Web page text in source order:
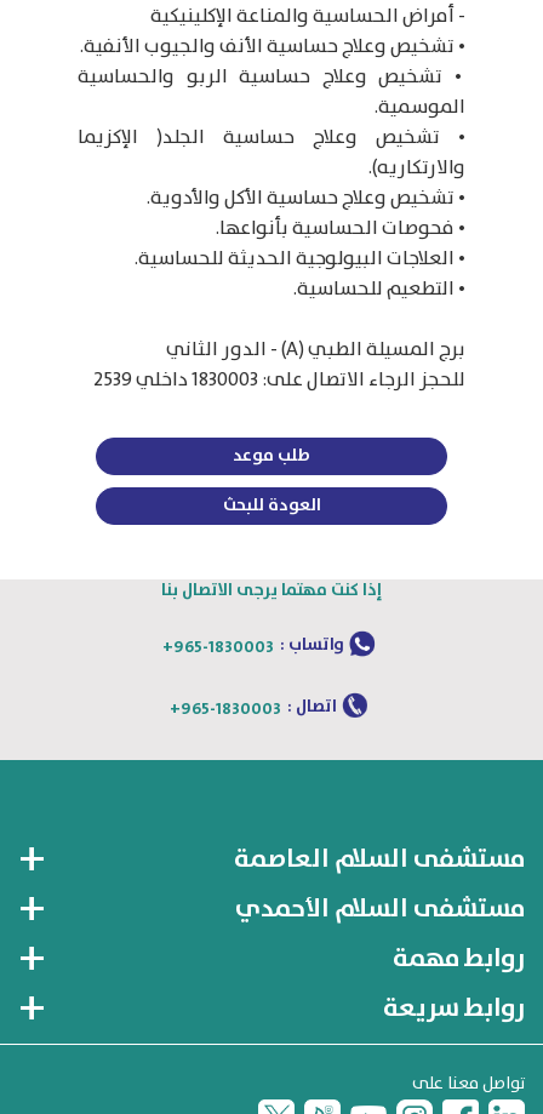
- أمراض الحساسية والمناعة الإكلينيكية
• تشخيص وعلاج حساسية الأنف والجيوب الأنفية.
• تشخيص وعلاج حساسية الربو والحساسية
الموسمية.
• تشخيص وعلاج حساسية الجلد( الإكزيما
والارتكاريه).
• تشخيص وعلاج حساسية الأكل والأدوية.
• فحوصات الحساسية بأنواعها.
• العلاجات البيولوجية الحديثة للحساسية.
• التطعيم للحساسية.
برج المسيلة الطبي (A) - الدور الثاني
للحجز الرجاء الاتصال على: 1830003 داخلي 2539
طلب موعد
العودة للبحث
إذا كنت مهتما يرجى الاتصال بنا
واتساب : +965-1830003
اتصال : +965-1830003
مستشفى السلام العاصمة
مستشفى السلام الأحمدي
روابط مهمة
روابط سريعة
تواصل معنا على